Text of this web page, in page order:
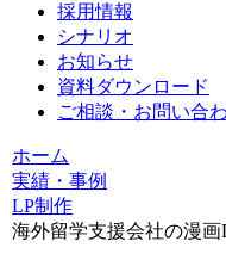
採用情報
シナリオ
お知らせ
資料ダウンロード
ご相談・お問い合
ホーム
実績・事例
LP制作
海外留学支援会社の漫画